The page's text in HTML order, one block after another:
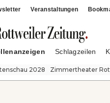
Veranstaltungen
Schlagzeilen
2028 Zimmertheater